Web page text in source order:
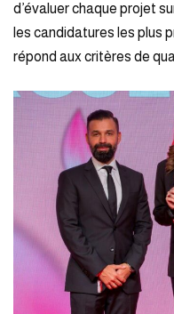
d’évaluer chaque projet
les candidatures les plus
répond aux critères de